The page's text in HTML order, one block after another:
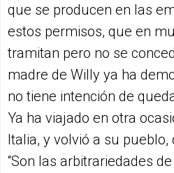
que se producen en las
estos permisos, que en
tramitan pero no se
madre de Willy ya ha
no tiene intención de
Ya ha viajado en otra
Italia, y volvió a su pueblo,
“Son las arbitrariedades